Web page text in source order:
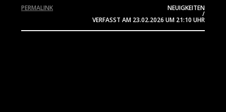
NEUIGKEITEN
/
VERFASST AM 23.02.2026 UM 21:10 UHR
PERMALINK